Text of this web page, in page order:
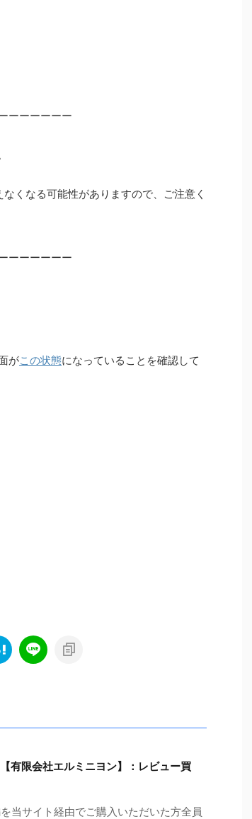
ーーーーーー
くなる可能性がありますので、ご注意く
ーーーーーー
がこの状態になっていることを確認して
有限会社エルミニヨン】：レビュー買
当サイト経由でご購入いただいた方全員